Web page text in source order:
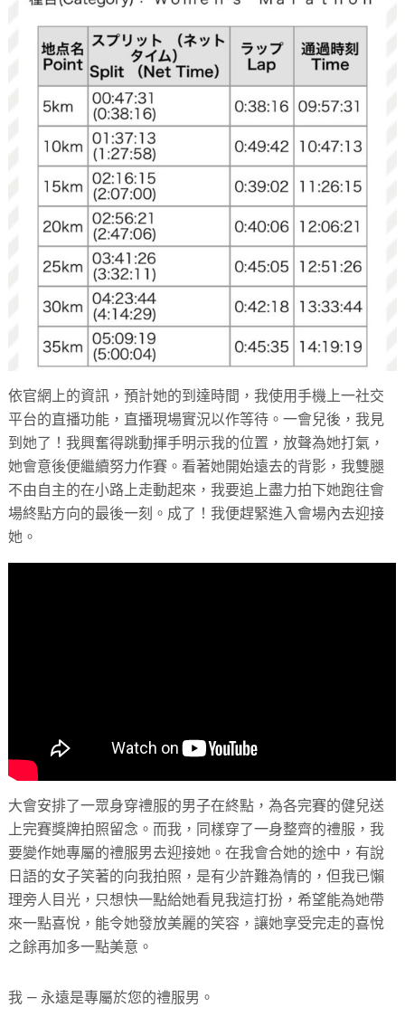
依官網上的資訊，預計她的到達時間，我使用手機上一社交
平台的直播功能，直播現場實況以作等待。一會兒後，我見
到她了！我興奮得跳動揮手明示我的位置，放聲為她打氣，
她會意後便繼續努力作賽。看著她開始遠去的背影，我雙腿
不由自主的在小路上走動起來，我要追上盡力拍下她跑往會
場終點方向的最後一刻。成了！我便趕緊進入會場內去迎接
她。
大會安排了一眾身穿禮服的男子在終點，為各完賽的健兒送
上完賽獎牌拍照留念。而我，同樣穿了一身整齊的禮服，我
要變作她專屬的禮服男去迎接她。在我會合她的途中，有說
日語的女子笑著的向我拍照，是有少許難為情的，但我已懶
理旁人目光，只想快一點給她看見我這打扮，希望能為她帶
來一點喜悅，能令她發放美麗的笑容，讓她享受完走的喜悅
之餘再加多一點美意。
我 — 永遠是專屬於您的禮服男。